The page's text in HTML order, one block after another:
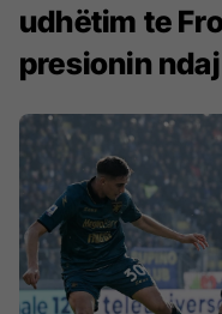
udhëtim te
presionin